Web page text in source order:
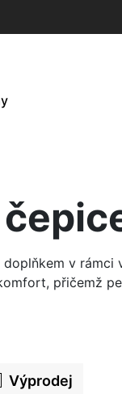
v rámci
přičemž
Výprodej